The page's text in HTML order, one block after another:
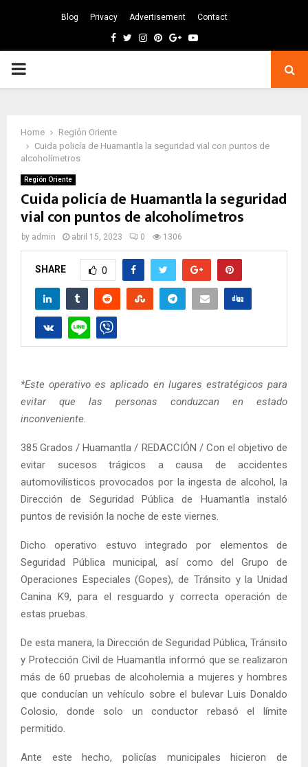
Blog Privacy Advertisement Contact
Facebook
TwitterInstagram
Pinterest
GoogleYoutube
PRIMARY
Home
Región Oriente
Cuida policía de Huamantla la seguridad vial con puntos de
alcoholímetros
Región Oriente
Cuida policía de Huamantla la seguridad
vial con puntos de alcoholímetros
by admin abril 15, 2023 0 1306
SHARE 0
*Este operativo es aplicado en lugares estratégicos para
evitar que las personas conduzcan en estado
inconveniente.
385 Grados / Huamantla / REDACCIÓN / Con el objetivo de
evitar sucesos trágicos a causa de accidentes
automovilísticos provocados por la ingesta de alcohol, la
Dirección de Seguridad Pública de Huamantla instaló
puntos de revisión la noche de este viernes.
Dicho operativo estuvo integrado por elementos de
Seguridad Pública municipal, así como del Grupo de
Operaciones Especiales (Gopes), de Tránsito y la Unidad
Canina K9, para el resguardo y correcta operación de
estas pruebas.
De esta manera, la Dirección de Seguridad Pública, Tránsito
y Protección Civil de Huamantla informó que se realizaron
más de 60 pruebas de alcoholemia a mujeres y hombres
que conducían un vehículo sobre el bulevar Luis Donaldo
Colosio, donde solo un conductor rebasó el límite
permitido.
Ante este hecho, policías municipales hicieron de